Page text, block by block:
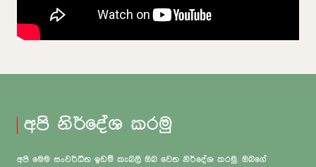
අපි නිර්දේශ කරමු
අපි මෙම සංවර්ධිත ඉඩම් කැබලි ඔබ වෙත නිර්දේශ කරමු. ඔබගේ